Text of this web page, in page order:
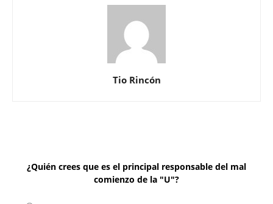
Tio Rincón
¿Quién crees que es el principal responsable del mal
comienzo de la "U"?